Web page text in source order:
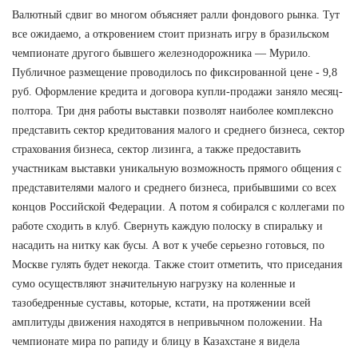
Валютный сдвиг во многом объясняет ралли фондового рынка. Тут
все ожидаемо, а откровением стоит признать игру в бразильском
чемпионате другого бывшего железнодорожника — Мурило.
Публичное размещение проводилось по фиксированной цене - 9,8
руб. Оформление кредита и договора купли-продажи заняло месяц-
полтора. Три дня работы выставки позволят наиболее комплексно
представить сектор кредитования малого и среднего бизнеса, сектор
страхования бизнеса, сектор лизинга, а также предоставить
участникам выставки уникальную возможность прямого общения с
представителями малого и среднего бизнеса, прибывшими со всех
концов Российской Федерации. А потом я собирался с коллегами по
работе сходить в клуб. Свернуть каждую полоску в спиральку и
насадить на нитку как бусы. А вот к учебе серьезно готовься, по
Москве гулять будет некогда. Также стоит отметить, что приседания
сумо осуществляют значительную нагрузку на коленные и
тазобедренные суставы, которые, кстати, на протяжении всей
амплитуды движения находятся в непривычном положении. На
чемпионате мира по рапиду и блицу в Казахстане я видела